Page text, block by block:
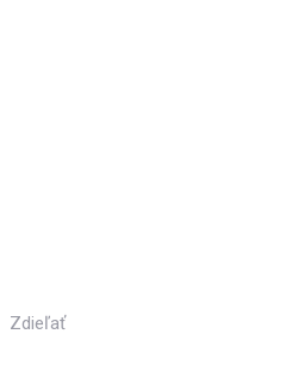
Zdieľať